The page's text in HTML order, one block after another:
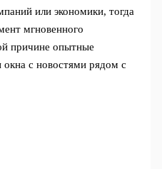
или экономики, тогда
мгновенного
причине опытные
с новостями рядом с